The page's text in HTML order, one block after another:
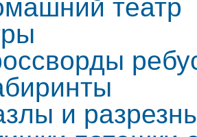
театр
и